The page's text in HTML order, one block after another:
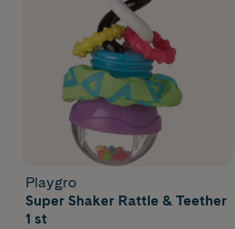
Playgro
Super Shaker Rattle & Teether
1 st